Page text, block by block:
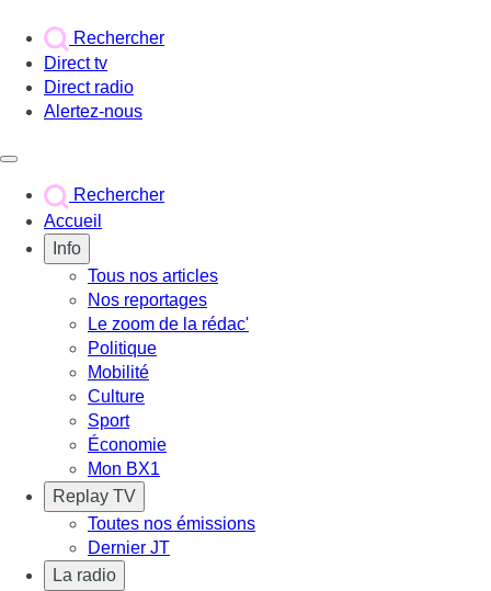
Rechercher
Direct tv
Direct radio
Alertez-nous
Rechercher
Accueil
Info
Tous nos articles
Nos reportages
Le zoom de la rédac'
Politique
Mobilité
Culture
Sport
Économie
Mon BX1
Replay TV
Toutes nos émissions
Dernier JT
La radio